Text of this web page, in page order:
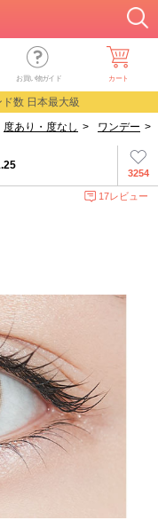
お買い物ガイド カート
数 日本最大級
度あり・度なし > ワンデー >
3254
17レビュー